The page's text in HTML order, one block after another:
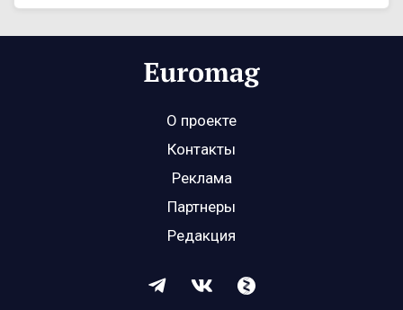
О проекте
Контакты
Реклама
Партнеры
Редакция